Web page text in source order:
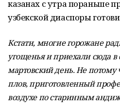
казанах с утра пораньше
узбекской диаспоры
Кстати, многие горожане
угощенья и приехали сюда в
мартовский день. Не потому
плов, приготовленный
воздухе по старинным